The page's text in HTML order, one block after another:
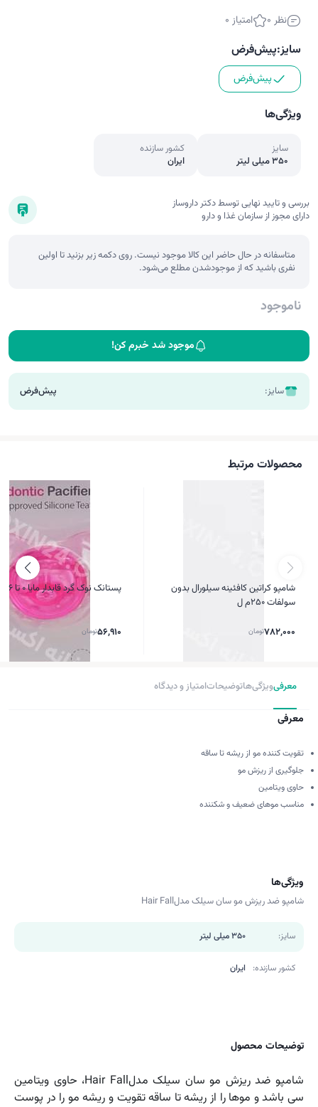
نظر 0 امتیاز 0
سایز:پیش‌فرض
پیش‌فرض
ویژگی‌ها
سایز
350 میلی لیتر
کشور سازنده
ایران
بررسی و تایید نهایی توسط دکتر داروساز
دارای مجوز از سازمان غذا و دارو
متاسفانه در حال حاضر این کالا موجود نیست. روی دکمه زیر بزنید تا اولین
نفری باشید که از موجودشدن مطلع می‌شود.
ناموجود
موجود شد خبرم کن!
سایز: پیش‌فرض
محصولات مرتبط
شامپو کراتین کافئینه سیلورال بدون
سولفات 250م ل
782,000تومان
پستانک نوک گرد قابدار مایا 0 تا 6 ماه
56,910تومان
معرفیویژگی‌هاتوضیحاتامتیاز و دیدگاه
معرفی
تقویت کننده مو از ریشه تا ساقه
جلوگیری از ریزش مو
حاوی ویتامین
مناسب موهای ضعیف و شکننده
ویژگی‌ها
شامپو ضد ریزش مو سان سیلک مدلHair Fall
سایز: 350 میلی لیتر
کشور سازنده: ایران
توضیحات محصول
شامپو ضد ریزش مو سان سیلک مدلHair Fall، حاوی ویتامین
سی باشد و موها را از ریشه تا ساقه تقویت و ریشه مو را در پوست